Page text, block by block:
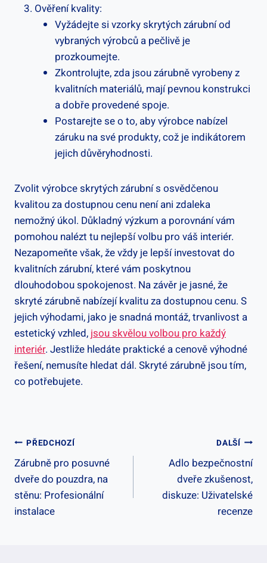
Ověření kvality:
Vyžádejte si vzorky skrytých zárubní od
vybraných výrobců a pečlivě je
prozkoumejte.
Zkontrolujte, zda jsou zárubně vyrobeny z
kvalitních materiálů, mají pevnou konstrukci
a dobře provedené spoje.
Postarejte se o to, aby výrobce nabízel
záruku na své produkty, což je indikátorem
jejich důvěryhodnosti.
Zvolit výrobce skrytých zárubní s osvědčenou
kvalitou za dostupnou cenu není ani zdaleka
nemožný úkol. Důkladný výzkum a porovnání vám
pomohou nalézt tu nejlepší volbu pro váš interiér.
Nezapomeňte však, že vždy je lepší investovat do
kvalitních zárubní, které vám poskytnou
dlouhodobou spokojenost. Na závěr je jasné, že
skryté zárubně nabízejí kvalitu za dostupnou cenu. S
jejich výhodami, jako je snadná montáž, trvanlivost a
estetický vzhled, jsou skvělou volbou pro každý
interiér. Jestliže hledáte praktické a cenově výhodné
řešení, nemusíte hledat dál. Skryté zárubně jsou tím,
co potřebujete.
Navigace
Pro
Příspěvek
PŘEDCHOZÍ
Zárubně pro posuvné
dveře do pouzdra, na
stěnu: Profesionální
instalace
DALŠÍ
Adlo bezpečnostní
dveře zkušenost,
diskuze: Uživatelské
recenze